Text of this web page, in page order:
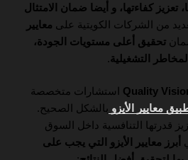
تعزيز كفاءتها، و أيضا ضمان الامتثال
من الشركات الكويتية على معايير
تحقيق أعلى مستويات الجودة،
التشغيلية.
Quality استشارات متخصصة
معايير الأيزو بالشكل الصحيح.
قدرتها التنافسية داخل السوق
أبرز معايير الأيزو التي يجب على